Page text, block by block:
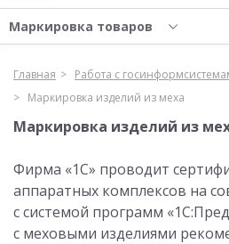
Маркировка товаров
Главная Работа с
Маркировка изделий из меха
Маркировка изделий из
Фирма «1С» проводит
аппаратных комплексов на
с системой программ
с меховыми изделиями